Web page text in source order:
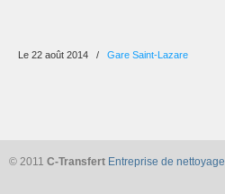
Le 22 août 2014 / Gare Saint-Lazare
© 2011 C-Transfert Entreprise de nettoyage